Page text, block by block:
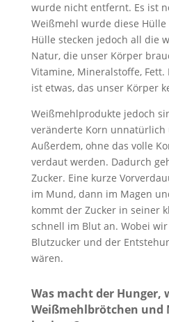
wurde nicht entfernt. Es ist
Weißmehl wurde diese
Hülle stecken jedoch all die
Natur, die unser Körper
Vitamine, Mineralstoffe,
ist etwas, das unser Körper
Weißmehlprodukte jedoch
veränderte Korn
Außerdem, ohne das volle
verdaut werden. Dadurch
Zucker. Eine kurze
im Mund, dann im Magen
kommt der Zucker in seiner
schnell im Blut an. Wobei
Blutzucker und der
wären.
Was macht der Hunger,
Weißmehlbrötchen und